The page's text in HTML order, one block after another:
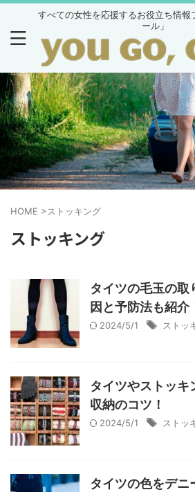
すべての女性を応援するお役立ち情報
ール」
HOME >ストッキング
ストッキング
タイツの毛玉の取
因と予防法も紹介
2024/5/1 ストッ
タイツやストッキ
収納のコツ！
2024/5/1 ストッ
タイツの色をデニ